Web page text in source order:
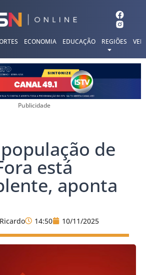
ECONOMIA EDUCAÇÃO REGIÕES
Publicidade
de
está
aponta
14:50 10/11/2025